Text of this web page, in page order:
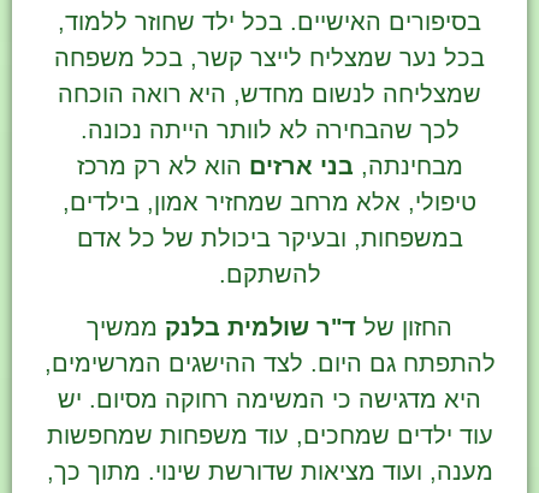
בסיפורים האישיים. בכל ילד שחוזר ללמוד,
בכל נער שמצליח לייצר קשר, בכל משפחה
שמצליחה לנשום מחדש, היא רואה הוכחה
לכך שהבחירה לא לוותר הייתה נכונה.
מבחינתה, בני ארזים הוא לא רק מרכז
טיפולי, אלא מרחב שמחזיר אמון, בילדים,
במשפחות, ובעיקר ביכולת של כל אדם
להשתקם.
החזון של ד"ר שולמית בלנק ממשיך
להתפתח גם היום. לצד ההישגים המרשימים,
היא מדגישה כי המשימה רחוקה מסיום. יש
עוד ילדים שמחכים, עוד משפחות שמחפשות
מענה, ועוד מציאות שדורשת שינוי. מתוך כך,